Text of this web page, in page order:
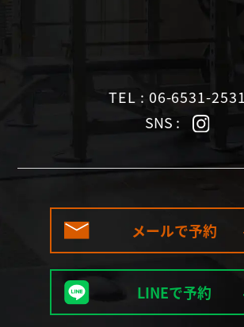
TEL : 06-6531-2531
SNS :
メールで予約
LINEで予約